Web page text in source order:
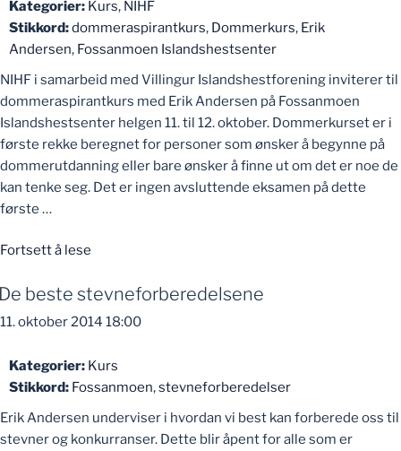
Kategorier: Kurs, NIHF
Stikkord:dommeraspirantkurs, Dommerkurs, Erik
Andersen, Fossanmoen Islandshestsenter
NIHF i samarbeid med Villingur Islandshestforening inviterer til
dommeraspirantkurs med Erik Andersen på Fossanmoen
Islandshestsenter helgen 11. til 12. oktober. Dommerkurset er i
første rekke beregnet for personer som ønsker å begynne på
dommerutdanning eller bare ønsker å finne ut om det er noe de
kan tenke seg. Det er ingen avsluttende eksamen på dette
første …
Fortsett å lese
beste stevneforberedelsene
11. oktober 2014 18:00
Kategorier: Kurs
Stikkord: Fossanmoen,stevneforberedelser
Erik Andersen underviser i hvordan vi best kan forberede oss til
stevner og konkurranser. Dette blir åpent for alle som er